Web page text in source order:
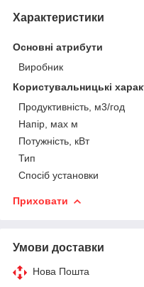
Характеристики
Основні атрибути
Виробник
Користувальницькі
Продуктивність, м3/год
Напір, мах м
Потужність, кВт
Тип
Спосіб установки
Приховати
Умови доставки
Нова Пошта